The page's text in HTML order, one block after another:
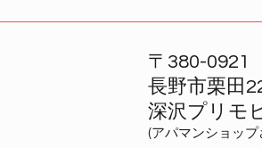
〒380-0921
長野市栗田
深沢プリモ
(アパマンショッ